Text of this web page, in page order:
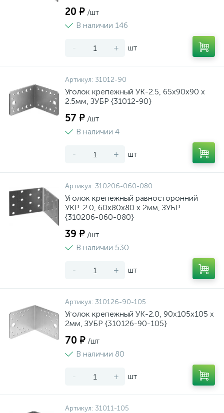
20 ₽ /шт
В наличии 146
- + шт
Артикул: 31012-90
Уголок крепежный УК-2.5, 65х90х90 х
2.5мм, ЗУБР {31012-90}
57 ₽ /шт
В наличии 4
- + шт
Артикул: 310206-060-080
Уголок крепежный равносторонний
УКР-2.0, 60х80х80 х 2мм, ЗУБР
{310206-060-080}
39 ₽ /шт
В наличии 530
- + шт
Артикул: 310126-90-105
Уголок крепежный УК-2.0, 90х105х105 х
2мм, ЗУБР {310126-90-105}
70 ₽ /шт
В наличии 80
- + шт
Артикул: 31011-105